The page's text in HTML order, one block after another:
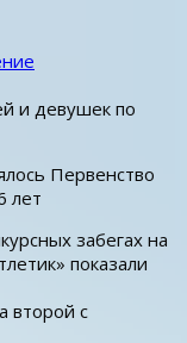
и девушек по
Первенство
лет
забегах на
показали
второй с